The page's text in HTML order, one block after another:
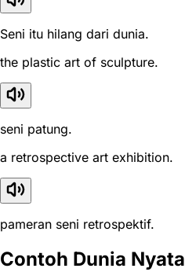
Seni itu hilang dari dunia.
the plastic art of sculpture.
seni patung.
a retrospective art exhibition.
pameran seni retrospektif.
Contoh Dunia Nyata